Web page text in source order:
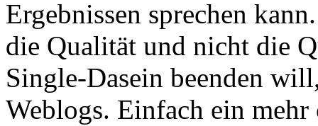
Ergebnissen sprechen
die Qualität und nicht die
Single-Dasein beenden
Weblogs. Einfach ein